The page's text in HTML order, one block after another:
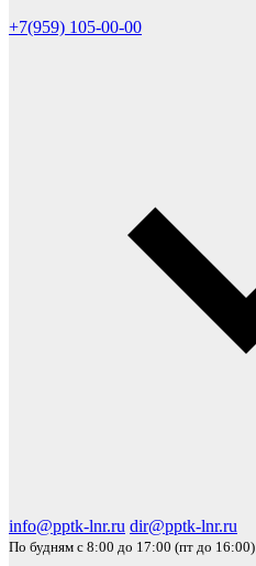
+7(959) 105-00-00
info@pptk-lnr.ru dir@pptk-lnr.ru
По будням с 8:00 до 17:00 (пт до 16:00)